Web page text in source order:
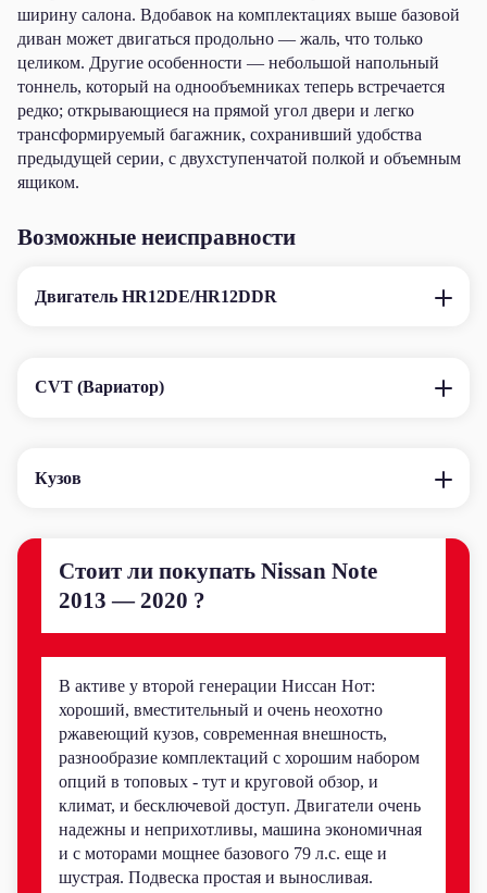
ширину салона. Вдобавок на комплектациях выше базовой
диван может двигаться продольно — жаль, что только
целиком. Другие особенности — небольшой напольный
тоннель, который на однообъемниках теперь встречается
редко; открывающиеся на прямой угол двери и легко
трансформируемый багажник, сохранивший удобства
предыдущей серии, с двухступенчатой полкой и объемным
ящиком.
Возможные неисправности
Двигатель HR12DE/HR12DDR
CVT (Вариатор)
Кузов
Стоит ли покупать Nissan Note
2013 — 2020 ?
В активе у второй генерации Ниссан Нот:
хороший, вместительный и очень неохотно
ржавеющий кузов, современная внешность,
разнообразие комплектаций с хорошим набором
опций в топовых - тут и круговой обзор, и
климат, и бесключевой доступ. Двигатели очень
надежны и неприхотливы, машина экономичная
и с моторами мощнее базового 79 л.с. еще и
шустрая. Подвеска простая и выносливая.